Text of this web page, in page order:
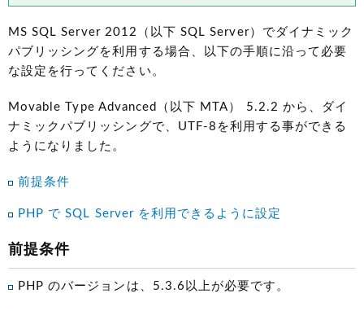
MS SQL Server 2012（以下 SQL Server）でダイナミック
パブリッシングを利用する場合、以下の手順に沿って必要
な設定を行ってください。
Movable Type Advanced（以下 MTA） 5.2.2 から、ダイ
ナミックパブリッシングで、UTF-8を利用する事ができる
ようになりました。
前提条件
PHP で SQL Server を利用できるように設定
前提条件
PHP のバージョンは、5.3.6以上が必要です。